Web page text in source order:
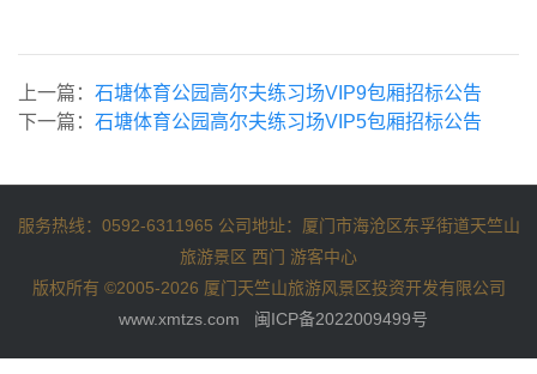
上一篇： 石塘体育公园高尔夫练习场VIP9包厢招标公告
下一篇： 石塘体育公园高尔夫练习场VIP5包厢招标公告
服务热线：0592-6311965 公司地址：厦门市海沧区东孚街道天竺山
旅游景区 西门 游客中心
版权所有 ©2005-2026 厦门天竺山旅游风景区投资开发有限公司
www.xmtzs.com
闽ICP备2022009499号